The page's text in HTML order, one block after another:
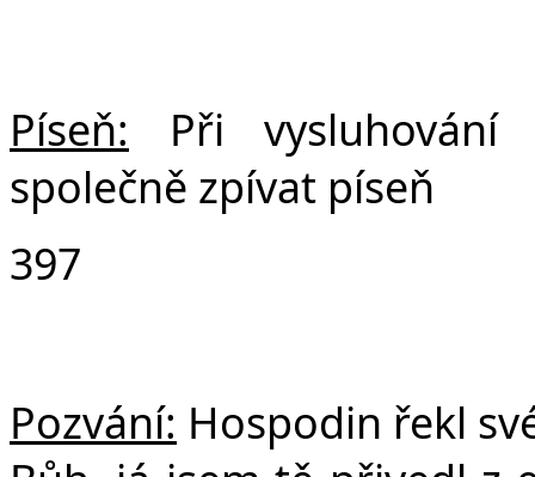
Píseň: Při vysluhování
společně zpívat píseň
397
Pozvání: Hospodin řekl